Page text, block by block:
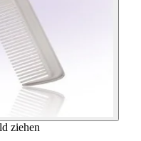
ziehen